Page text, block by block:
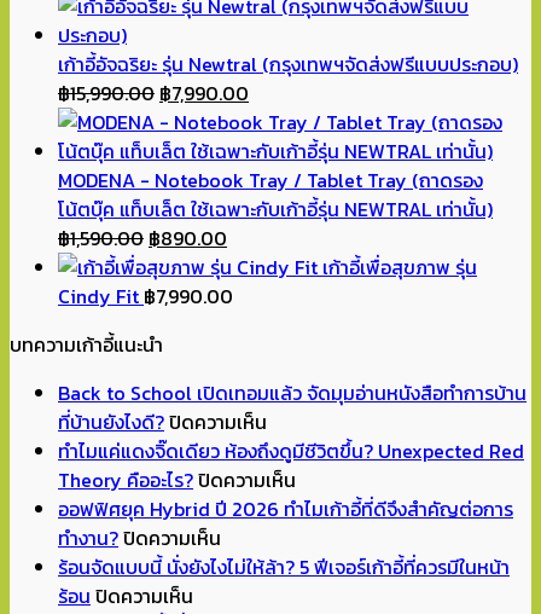
฿1,590.00.฿1,290.00.
เก้าอี้อัจฉริยะ รุ่น Newtral (กรุงเทพฯจัดส่งฟรีแบบประกอบ)
฿15,990.00 Original
price
was:
฿15,990.00.
฿7,990.00
price
is:
฿7,990.00.
MODENA - Notebook Tray / Tablet Tray (ถาดรอง
โน้ตบุ๊ค แท็บเล็ต ใช้เฉพาะกับเก้าอี้รุ่น NEWTRAL เท่านั้น)
฿1,590.00 Original
price
was:
฿890.00
price
is:
เก้าอี้เพื่อสุขภาพ รุ่น
Cindy Fit ฿7,990.00
บทความเก้าอี้แนะนำ
Back to School เปิดเทอมแล้ว จัดมุมอ่านหนังสือทำการบ้าน
ที่บ้านยังไงดี?ปิดความเห็น
Back
to
School
เทอม
ทำไมแค่แดงจิ๊ดเดียว ห้องถึงดูมีชีวิตขึ้น? Unexpected Red
Theory คืออะไร?ปิดความเห็น
ทำไม
แดง
ออฟฟิศยุค Hybrid ปี 2026 ทำไมเก้าอี้ที่ดีจึงสำคัญต่อการ
ทำงาน?ปิดความเห็น
ออฟฟิศ
ร้อนจัดแบบนี้ นั่งยังไงไม่ให้ล้า? 5 ฟีเจอร์เก้าอี้ที่ควรมีในหน้า
ร้อน ปิดความเห็น